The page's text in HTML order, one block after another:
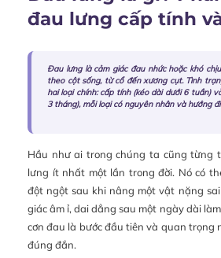
đau lưng cấp tính
Đau lưng là cảm giác đau nhức hoặc khó
theo cột sống, từ cổ đến xương cụt. Tình
hai loại chính: cấp tính (kéo dài dưới 6 tuần)
3 tháng), mỗi loại có nguyên nhân và hướng
Hầu như ai trong chúng ta cũng từng
lưng ít nhất một lần trong đời. Nó có
đột ngột sau khi nâng một vật nặng
giác âm ỉ, dai dẳng sau một ngày dài
cơn đau là bước đầu tiên và quan trọng
đúng đắn.